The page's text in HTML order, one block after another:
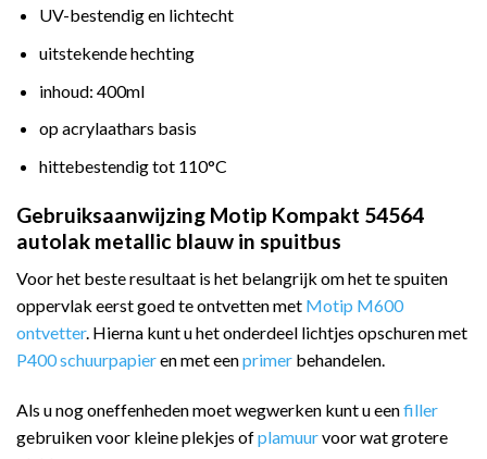
UV-bestendig en lichtecht
uitstekende hechting
inhoud: 400ml
op acrylaathars basis
hittebestendig tot 110°C
Gebruiksaanwijzing Motip Kompakt 54564
autolak metallic blauw in spuitbus
Voor het beste resultaat is het belangrijk om het te spuiten
oppervlak eerst goed te ontvetten met Motip M600
ontvetter. Hierna kunt u het onderdeel lichtjes opschuren met
P400 schuurpapieren met eenprimer behandelen.
Als u nog oneffenheden moet wegwerken kunt u eenfiller
gebruiken voor kleine plekjes ofplamuurvoor wat grotere